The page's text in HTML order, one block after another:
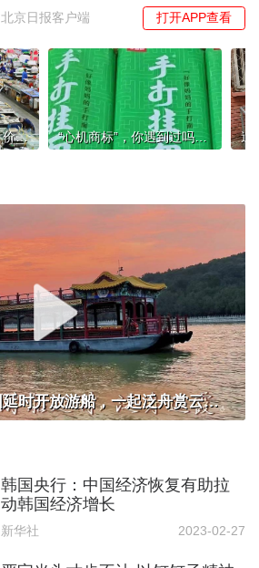
北京日报客户端 打开APP查看
首席记者谈首季经济丨价格温和回升，显现供求关系改善 “心机商标”，你遇到过吗？买到该类产品，如何维权？
北京多家市属公园延时开放游船，一起泛舟赏云霞！
韩国央行：中国经济恢复有助拉
动韩国经济增长
新华社 2023-02-27